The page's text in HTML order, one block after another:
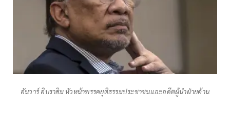
อันวาร์ อิบราฮิม หัวหน้าพรรคยุติธรรมประชาชนและอดีตผู้นำฝ่ายค้าน